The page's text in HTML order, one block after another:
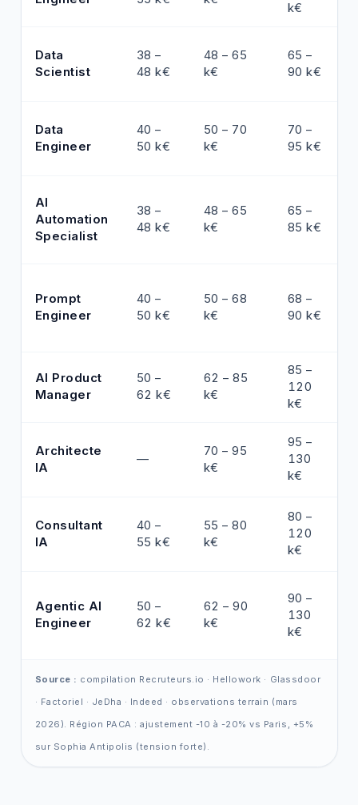
k€
Data
Scientist
38 –
48 k€
48 – 65
k€
65 –
90 k€
Data
Engineer
40 –
50 k€
50 – 70
k€
70 –
95 k€
AI
Automation
Specialist
38 –
48 k€
48 – 65
k€
65 –
85 k€
Prompt
Engineer
40 –
50 k€
50 – 68
k€
68 –
90 k€
AI Product
Manager
50 –
62 k€
62 – 85
k€
85 –
120
k€
Architecte
IA
—
70 – 95
k€
95 –
130
k€
Consultant
IA
40 –
55 k€
55 – 80
k€
80 –
120
k€
Agentic AI
Engineer
50 –
62 k€
62 – 90
k€
90 –
130
k€
Source : compilation Recruteurs.io · Hellowork · Glassdoor
· Factoriel · JeDha · Indeed · observations terrain (mars
2026). Région PACA : ajustement -10 à -20% vs Paris, +5%
sur Sophia Antipolis (tension forte).